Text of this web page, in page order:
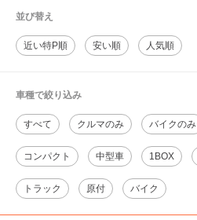
並び替え
近い特P順 安い順 人気順
車種で絞り込み
すべて クルマのみ バイクのみ
コンパクト 中型車 1BOX
トラック 原付 バイク